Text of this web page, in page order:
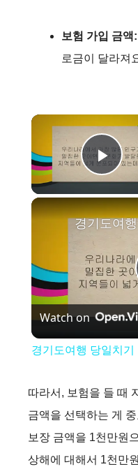
보험 가입 금액:
로금이 달라져
Watch on
경기도여행 당일치
따라서, 보험을 들 때
금액을 선택하는 게
보장 금액을 1천만원
상해에 대해서 1천만